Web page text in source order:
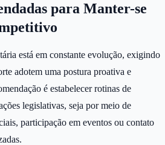
para Manter-se
está em constante evolução, exigindo
adotem uma postura proativa e
é estabelecer rotinas de
legislativas, seja por meio de
participação em eventos ou contato